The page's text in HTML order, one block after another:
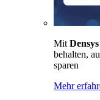
Mit
behalten,
sparen
Mehr